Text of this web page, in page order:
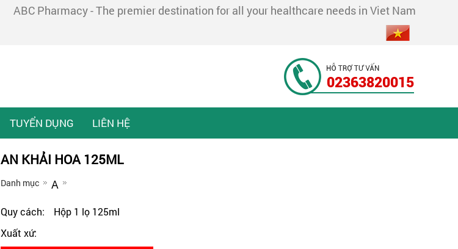
ABC Pharmacy - The premier destination for all your healthcare needs in Viet Nam
02363820015
TUYỂN DỤNG LIÊN HỆ
AN KHẢI HOA 125ML
Danh mục A
Quy cách:
Hộp 1 lọ 125ml
Xuất xứ: